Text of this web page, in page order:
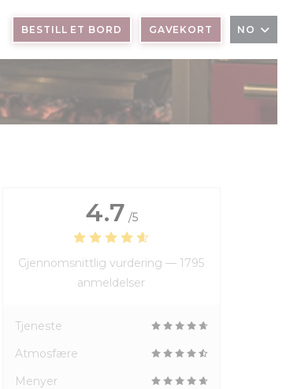
BESTILL ET BORD GAVEKORT NO
4.7 /5
Gjennomsnittlig vurdering — 1795
anmeldelser
Tjeneste
Atmosfære
Menyer